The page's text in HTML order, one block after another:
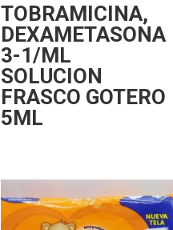
TOBRAMICINA,
DEXAMETASONA
3-1/ML
SOLUCION
FRASCO GOTERO
5ML